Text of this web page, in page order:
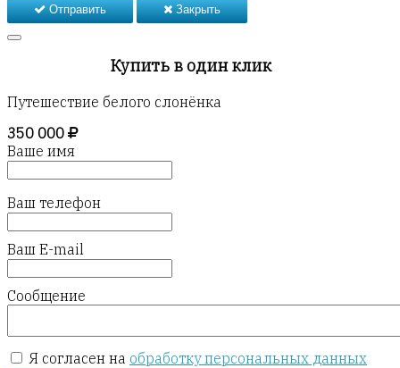
Отправить Закрыть
Купить в один клик
Путешествие белого слонёнка
350 000
Ваше имя
Ваш телефон
Ваш E-mail
Сообщение
Я согласен на обработку персональных данных